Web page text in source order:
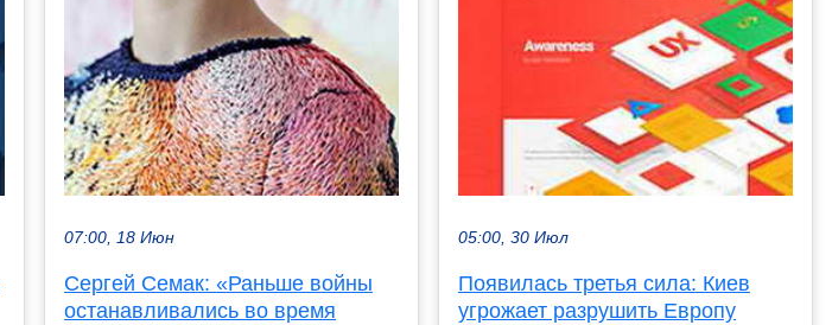
07:00, 18 Июн
Сергей Семак: «Раньше войны
останавливались во время
05:00, 30 Июл
Появилась третья сила: Киев
угрожает разрушить Европу